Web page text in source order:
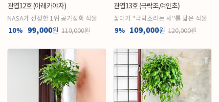
관엽12호 (아레카야자)
NASA가 선정한 1위 공기정화 식물
10% 99,000원 110,000원
관엽13호 (극락조,여인초)
꽃대가 "극락조라는 새"를 닮은 식물
9% 109,000원 120,000원